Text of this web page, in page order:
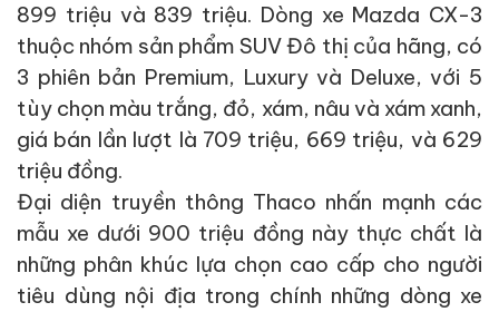
899 triệu và 839 triệu. Dòng xe Mazda CX-3
thuộc nhóm sản phẩm SUV Đô thị của hãng, có
3 phiên bản Premium, Luxury và Deluxe, với 5
tùy chọn màu trắng, đỏ, xám, nâu và xám xanh,
giá bán lần lượt là 709 triệu, 669 triệu, và 629
triệu đồng.
Đại diện truyền thông Thaco nhấn mạnh các
mẫu xe dưới 900 triệu đồng này thực chất là
những phân khúc lựa chọn cao cấp cho người
tiêu dùng nội địa trong chính những dòng xe